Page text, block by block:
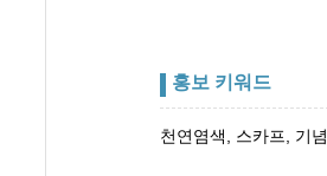
홍보 키워드
천연염색, 스카프, 기